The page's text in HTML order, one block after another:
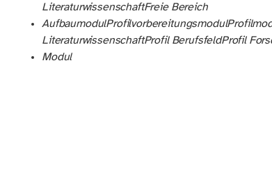
LiteraturwissenschaftFreie Bereich
AufbaumodulProfilvorbereitungsmodul
LiteraturwissenschaftProfil BerufsfeldProfil
Modul